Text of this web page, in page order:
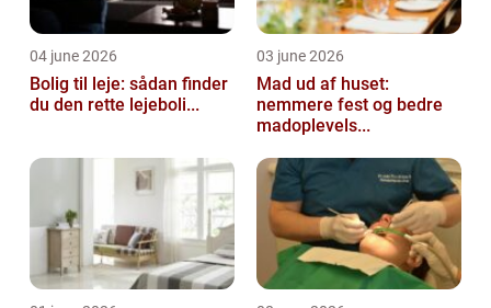
04 june 2026
Bolig til leje: sådan finder
du den rette lejeboli...
03 june 2026
Mad ud af huset:
nemmere fest og bedre
madoplevels...